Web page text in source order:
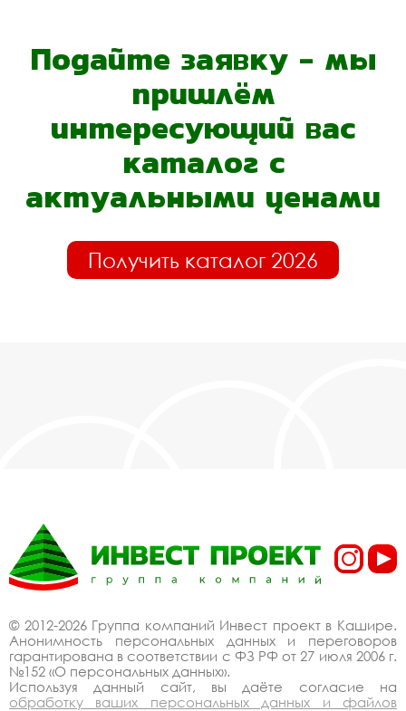
Подайте заявку - мы
пришлём
интересующий вас
каталог с
актуальными ценами
Получить каталог 2026
© 2012-2026 Группа компаний Инвест проект в Кашире.
Анонимность персональных данных и переговоров
гарантирована в соответствии с ФЗ РФ от 27 июля 2006 г.
№152 «О персональных данных».
Используя данный сайт, вы даёте согласие на
обработку ваших персональных данных и файлов